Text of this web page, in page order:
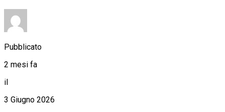
Pubblicato
2 mesi fa
il
3 Giugno 2026